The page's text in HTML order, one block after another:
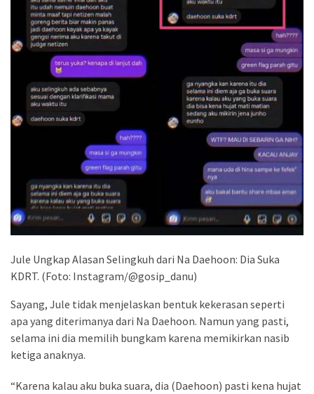
bentukan
Trump,
apa
alasannya?
Sementara
Terancam
Krisis
Energi
USED
CATEGORIES
NewsInfo
Jule Ungkap Alasan Selingkuh dari Na Daehoon: Dia Suka
KDRT. (Foto: Instagram/@gosip_danu)
Sayang, Jule tidak menjelaskan bentuk kekerasan seperti
apa yang diterimanya dari Na Daehoon. Namun yang pasti,
selama ini dia memilih bungkam karena memikirkan nasib
ketiga anaknya.
“Karena kalau aku buka suara, dia (Daehoon) pasti kena hujat